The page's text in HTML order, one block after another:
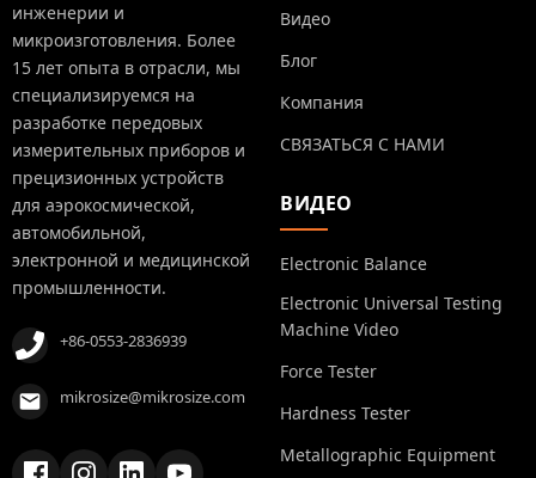
инженерии и
микроизготовления. Более
15 лет опыта в отрасли, мы
специализируемся на
разработке передовых
измерительных приборов и
прецизионных устройств
для аэрокосмической,
автомобильной,
электронной и медицинской
промышленности.
+86-0553-2836939
mikrosize@mikrosize.com
Видео
Блог
Компания
СВЯЗАТЬСЯ С НАМИ
ВИДЕО
Electronic Balance
Electronic Universal Testing
Machine Video
Force Tester
Hardness Tester
Metallographic Equipment